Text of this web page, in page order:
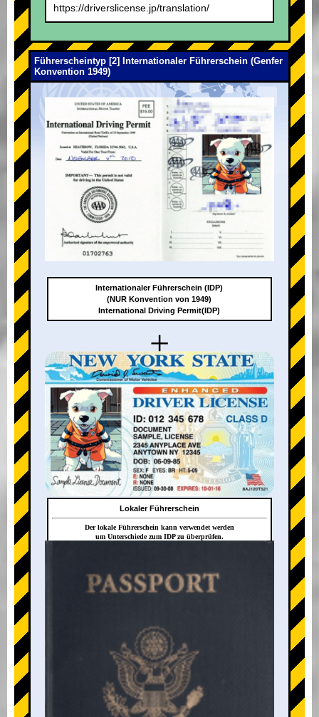
https://driverslicense.jp/translation/
Führerscheintyp [2] Internationaler Führerschein (Genfer
Konvention 1949)
+
+
Internationaler Führerschein (IDP)
(NUR Konvention von 1949)
International Driving Permit(IDP)
Lokaler Führerschein
Der lokale Führerschein kann verwendet werden
um Unterschiede zum IDP zu überprüfen.